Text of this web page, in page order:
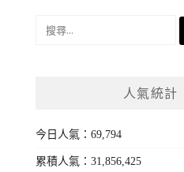
人氣統計
今日人氣：69,794
累積人氣：31,856,425